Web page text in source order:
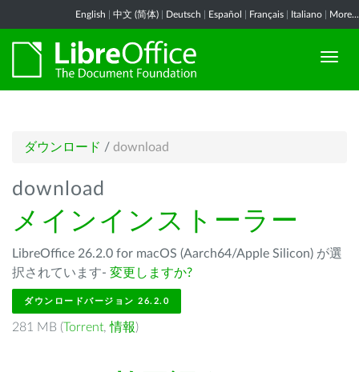
English 中文 (简体) Deutsch Español Français Italiano More...
ダウンロード / download
download
メインインストーラー
LibreOffice 26.2.0 for macOS (Aarch64/Apple Silicon) が選
択されています- 変更しますか?
ダウンロードバージョン 26.2.0
281 MB (Torrent,情報)